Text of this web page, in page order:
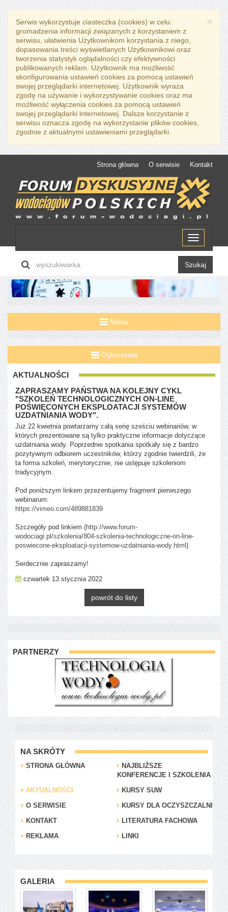
×
Serwis wykorzystuje ciasteczka (cookies) w celu:
gromadzenia informacji związanych z korzystaniem z
serwisu, ułatwienia Użytkownikom korzystania z niego,
dopasowania treści wyświetlanych Użytkownikowi oraz
tworzenia statystyk oglądalności czy efektywności
publikowanych reklam. Użytkownik ma możliwość
skonfigurowania ustawień cookies za pomocą ustawień
swojej przeglądarki internetowej. Użytkownik wyraża
zgodę na używanie i wykorzystywanie cookies oraz ma
możliwość wyłączenia cookies za pomocą ustawień
swojej przeglądarki internetowej. Dalsze korzystanie z
serwisu oznacza zgodę na wykorzystanie plików cookies,
zgodnie z aktualnymi ustawieniami przeglądarki.
Strona główna O serwisie Kontakt
Menu
Szukaj
Menu
Ogłoszenia
AKTUALNOŚCI
ZAPRASZAMY PAŃSTWA NA KOLEJNY CYKL
"SZKOLEŃ TECHNOLOGICZNYCH ON-LINE
POŚWIĘCONYCH EKSPLOATACJI SYSTEMÓW
UZDATNIANIA WODY".
Już 22 kwietnia powtarzamy całą serię sześciu webinariów, w
których prezentowane są tylko praktyczne informacje dotyczące
uzdatniania wody. Poprzednie spotkania spotkały się z bardzo
pozytywnym odbiorem uczestników, którzy zgodnie twierdzili, że
ta forma szkoleń, merytorycznie, nie ustępuje szkoleniom
tradycyjnym.
Pod poniższym linkem przezentujemy fragment pierwszego
webinarum:
https://vimeo.com/489881839
Szczegóły pod linkiem (http://www.forum-
wodociagi.pl/szkolenia/804-szkolenia-technologiczne-on-line-
poswiecone-eksploatacji-systemow-uzdatniania-wody.html)
Serdecznie zapraszamy!
czwartek 13 stycznia 2022
powrót do listy
PARTNERZY
NA SKRÓTY
STRONA GŁÓWNA
NAJBLIŻSZE
KONFERENCJE I SZKOLENIA
AKTUALNOŚCI
KURSY SUW
O SERWISIE
KURSY DLA OCZYSZCZALNI
KONTAKT
LITERATURA FACHOWA
REKLAMA
LINKI
GALERIA